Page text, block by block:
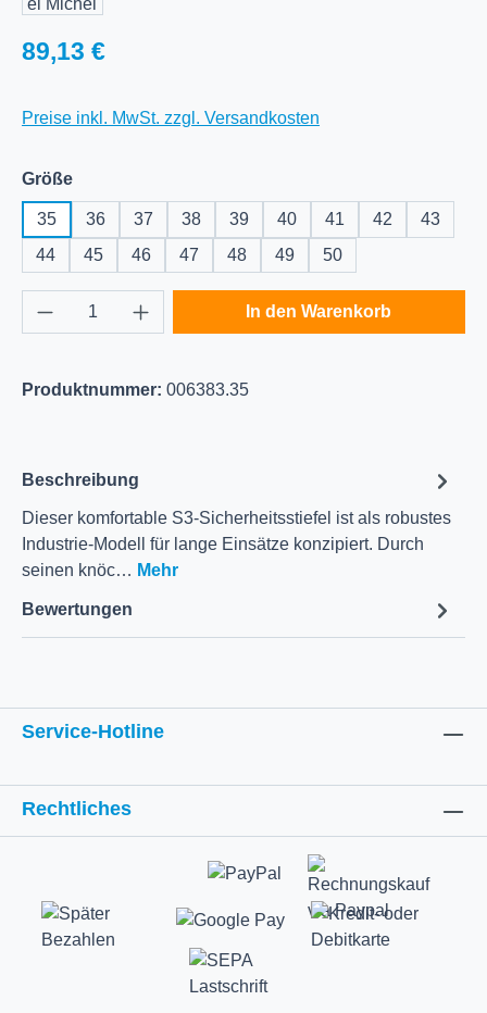
Regulärer Preis:
89,13 €
Preise inkl. MwSt. zzgl. Versandkosten
Größeauswählen
35 36 37 38 39 40 41 42
43
44
45 46 47 48 49 50
Produkt Anzahl: Gib den gewünschten
In den Warenkorb
Produktnummer: 006383.35
Beschreibung
Dieser komfortable S3-Sicherheitsstiefel ist als robustes
Industrie-Modell für lange Einsätze konzipiert. Durch
seinen knöc… Mehr
Bewertungen
Service-Hotline
Rechtliches